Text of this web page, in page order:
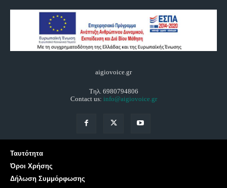
aigiovoice.gr
Τηλ. 6980794806
Contact us: info@aigiovoice.gr
Ταυτότητα
Όροι Χρήσης
Δήλωση Συμμόρφωσης